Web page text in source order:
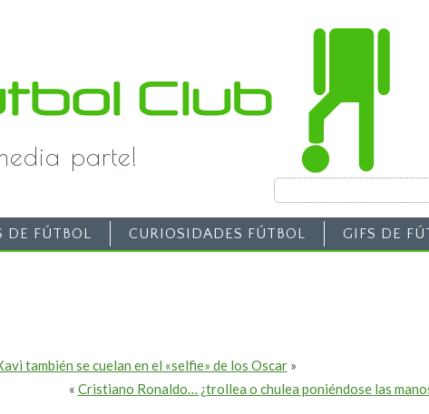
parte!
DE FÚTBOL CURIOSIDADES FÚTBOL GIFS DE
también se cuelan en el «selfie» de los Oscar»
« Cristiano Ronaldo… ¿trollea o chulea poniéndose las